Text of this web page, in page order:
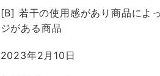
[B] 若干の使用感があり商品によ
ジがある商品
2023年2月10日